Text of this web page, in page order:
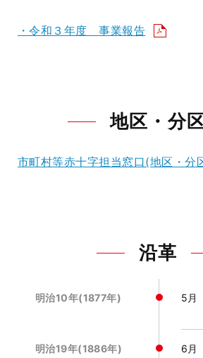
・令和３年度 事業報告
地区・分
市町村等赤十字担当窓口(地区・分
沿革
明治10年(1877年)
5月
西
明治19年(1886年) 6月